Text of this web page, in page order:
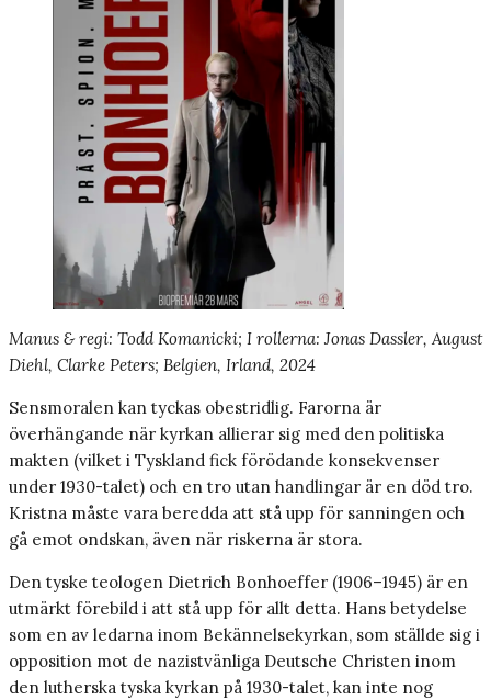
Manus & regi: Todd Komanicki; I rollerna: Jonas Dassler, August
Diehl, Clarke Peters; Belgien, Irland, 2024
Sensmoralen kan tyckas obestridlig. Farorna är
överhängande när kyrkan allierar sig med den politiska
makten (vilket i Tyskland fick förödande konsekvenser
under 1930-talet) och en tro utan handlingar är en död tro.
Kristna måste vara beredda att stå upp för sanningen och
gå emot ondskan, även när riskerna är stora.
Den tyske teologen Dietrich Bonhoeffer (1906–1945) är en
utmärkt förebild i att stå upp för allt detta. Hans betydelse
som en av ledarna inom Bekännelsekyrkan, som ställde sig i
opposition mot de nazistvänliga Deutsche Christen inom
den lutherska tyska kyrkan på 1930-talet, kan inte nog